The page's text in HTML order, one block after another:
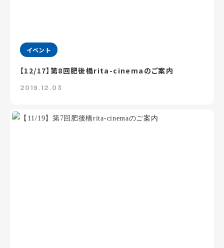
イベント
【12/17】第8回肥後橋rita-cinemaのご案内
2019.12.03